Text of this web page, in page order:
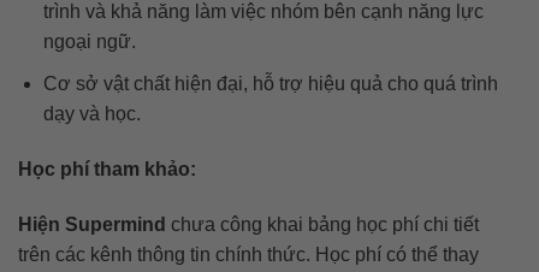
trình và khả năng làm việc nhóm bên cạnh năng lực
ngoại ngữ.
Cơ sở vật chất hiện đại, hỗ trợ hiệu quả cho quá trình
dạy và học.
Học phí tham khảo:
Hiện Supermind chưa công khai bảng học phí chi tiết
trên các kênh thông tin chính thức. Học phí có thể thay